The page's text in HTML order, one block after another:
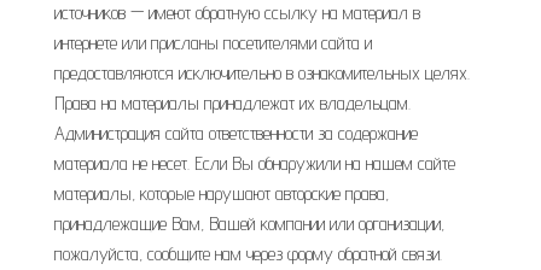
источников — имеют обратную ссылку на материал в
интернете или присланы посетителями сайта и
предоставляются исключительно в ознакомительных целях.
Права на материалы принадлежат их владельцам.
Администрация сайта ответственности за содержание
материала не несет. Если Вы обнаружили на нашем сайте
материалы, которые нарушают авторские права,
принадлежащие Вам, Вашей компании или организации,
пожалуйста, сообщите нам через форму обратной связи.